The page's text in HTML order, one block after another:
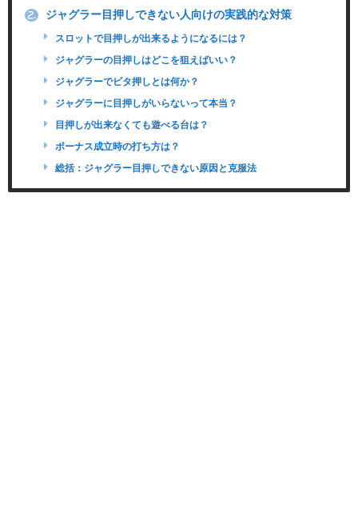
2. ジャグラー目押しできない人向けの実践的な対策
スロットで目押しが出来るようになるには？
ジャグラーの目押しはどこを狙えばいい？
ジャグラーでビタ押しとは何か？
ジャグラーに目押しがいらないって本当？
目押しが出来なくても遊べる台は？
ボーナス成立時の打ち方は？
総括：ジャグラー目押しできない原因と克服法